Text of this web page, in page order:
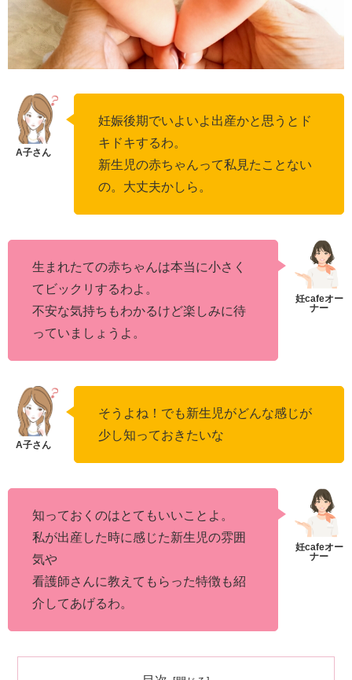
妊娠後期でいよいよ出産かと思うとド
キドキするわ。
新生児の赤ちゃんって私見たことない
の。大丈夫かしら。
生まれたての赤ちゃんは本当に小さく
てビックリするわよ。
不安な気持ちもわかるけど楽しみに待
っていましょうよ。
そうよね！でも新生児がどんな感じが
少し知っておきたいな
知っておくのはとてもいいことよ。
私が出産した時に感じた新生児の雰囲
気や
看護師さんに教えてもらった特徴も紹
介してあげるわ。